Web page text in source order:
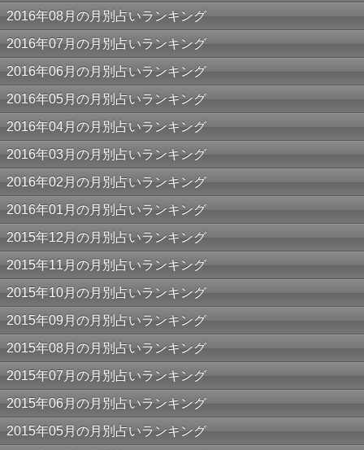
2016年08月の月別占いランキング
2016年07月の月別占いランキング
2016年06月の月別占いランキング
2016年05月の月別占いランキング
2016年04月の月別占いランキング
2016年03月の月別占いランキング
2016年02月の月別占いランキング
2016年01月の月別占いランキング
2015年12月の月別占いランキング
2015年11月の月別占いランキング
2015年10月の月別占いランキング
2015年09月の月別占いランキング
2015年08月の月別占いランキング
2015年07月の月別占いランキング
2015年06月の月別占いランキング
2015年05月の月別占いランキング